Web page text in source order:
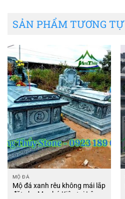
SẢN PHẨM TƯƠNG TỰ
MỘ ĐÁ
Mộ đá xanh rêu không mái lắp
đặt cho Mẹ chú Kiên tại Lâm